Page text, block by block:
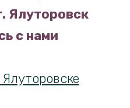
Ялуторовск
с нами